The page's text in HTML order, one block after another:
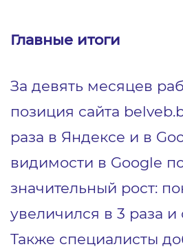
Главные итоги
За девять месяцев
позиция сайта
раза в Яндексе и в
видимости в Google
значительный рост:
увеличился в 3 раза и
Также специалисты